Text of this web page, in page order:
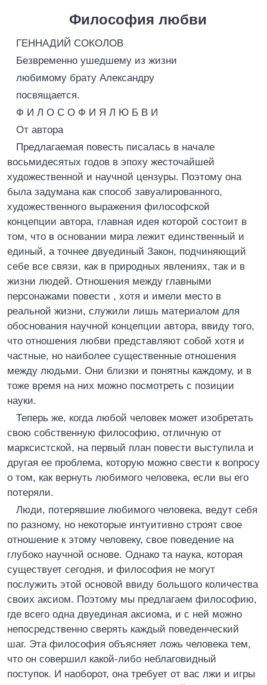
Философия любви
ГЕННАДИЙ СОКОЛОВ
Безвременно ушедшему из жизни
любимому брату Александру
посвящается.
Ф И Л О С О Ф И Я Л Ю Б В И
От автора
Предлагаемая повесть писалась в начале
восьмидесятых годов в эпоху жесточайшей
художественной и научной цензуры. Поэтому она
была задумана как способ завуалированного,
художественного выражения философской
концепции автора, главная идея которой состоит в
том, что в основании мира лежит единственный и
единый, а точнее двуединый Закон, подчиняющий
себе все связи, как в природных явлениях, так и в
жизни людей. Отношения между главными
персонажами повести , хотя и имели место в
реальной жизни, служили лишь материалом для
обоснования научной концепции автора, ввиду того,
что отношения любви представляют собой хотя и
частные, но наиболее существенные отношения
между людьми. Они близки и понятны каждому, и в
тоже время на них можно посмотреть с позиции
науки.
Теперь же, когда любой человек может изобретать
свою собственную философию, отличную от
марксистской, на первый план повести выступила и
другая ее проблема, которую можно свести к вопросу
о том, как вернуть любимого человека, если вы его
потеряли.
Люди, потерявшие любимого человека, ведут себя
по разному, но некоторые интуитивно строят свое
отношение к этому человеку, свое поведение на
глубоко научной основе. Однако та наука, которая
существует сегодня, и философия не могут
послужить этой основой ввиду большого количества
своих аксиом. Поэтому мы предлагаем философию,
где всего одна двуединая аксиома, и с ней можно
непосредственно сверять каждый поведенческий
шаг. Эта философия объясняет ложь человека тем,
что он совершил какой-либо неблаговидный
поступок. И наоборот, она требует от вас лжи и игры